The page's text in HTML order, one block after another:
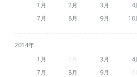
1
2 3 4
7
8 9 10
2014
1
2 3 4
7
8 9 10